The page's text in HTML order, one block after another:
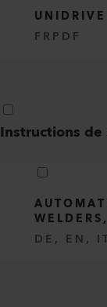
FR PDF
Instructions
DE, EN,